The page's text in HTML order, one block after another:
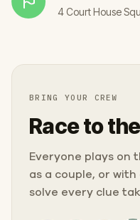
4 Court House
BRING YOUR CREW
Race to
Everyone plays on
as a couple, or
solve every clue